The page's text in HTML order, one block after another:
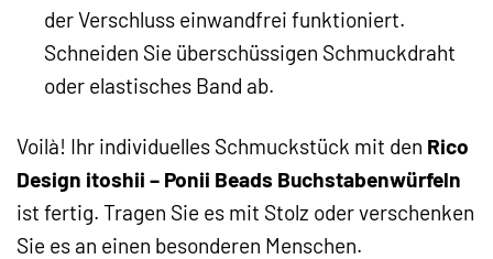
der Verschluss einwandfrei funktioniert.
Schneiden Sie überschüssigen Schmuckdraht
oder elastisches Band ab.
Voilà! Ihr individuelles Schmuckstück mit den Rico
Design itoshii – Ponii Beads Buchstabenwürfeln
ist fertig. Tragen Sie es mit Stolz oder verschenken
Sie es an einen besonderen Menschen.